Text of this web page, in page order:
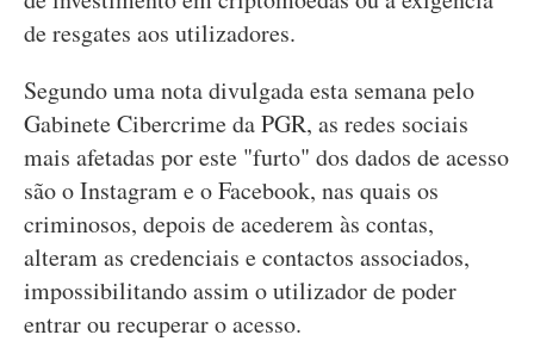
de resgates aos utilizadores.
Segundo uma nota divulgada esta semana pelo
Gabinete Cibercrime da PGR, as redes sociais
mais afetadas por este "furto" dos dados de acesso
são o Instagram e o Facebook, nas quais os
criminosos, depois de acederem às contas,
alteram as credenciais e contactos associados,
impossibilitando assim o utilizador de poder
entrar ou recuperar o acesso.